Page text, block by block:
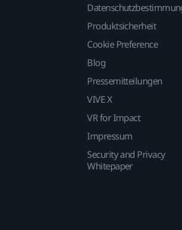
Produktsicherheit
Cookie Preference
Blog
Pressemitteilungen
VIVE X
VR for Impact
Impressum
Security and Privacy
Whitepaper